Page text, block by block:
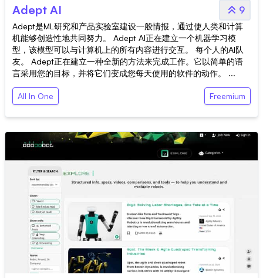
Adept AI 9
Adept是ML研究和产品实验室建设一般情报，通过使人类和计算
机能够创造性地共同努力。 Adept AI正在建立一个机器学习模
型，该模型可以与计算机上的所有内容进行交互。 每个人的AI队
友。 Adept正在建立一种全新的方法来完成工作。它以简单的语
言采用您的目标，并将它们变成您每天使用的软件的动作。 ...
All In One Freemium